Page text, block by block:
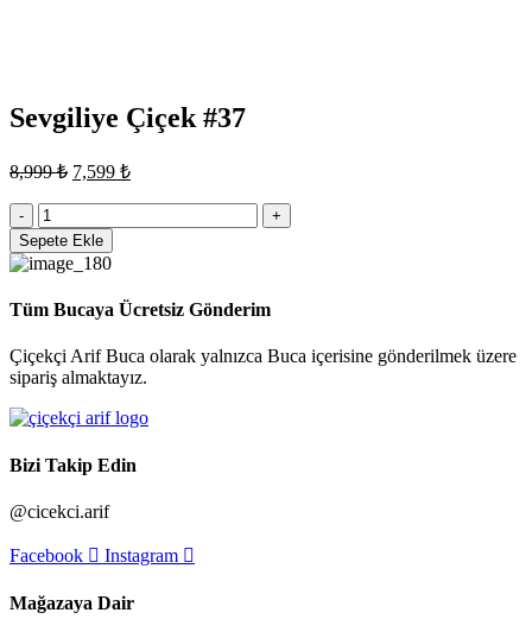
Sevgiliye Çiçek #37
8,999₺ Orijinal
7,599 ₺Şu
fiyat:
7,599 ₺.
Sevgiliye
Çiçek
#37
adet
Sepete Ekle
Tüm Bucaya Ücretsiz Gönderim
Çiçekçi Arif Buca olarak yalnızca Buca içerisine gönderilmek üzere
sipariş almaktayız.
Bizi Takip Edin
@cicekci.arif
Facebook Instagram
Mağazaya Dair